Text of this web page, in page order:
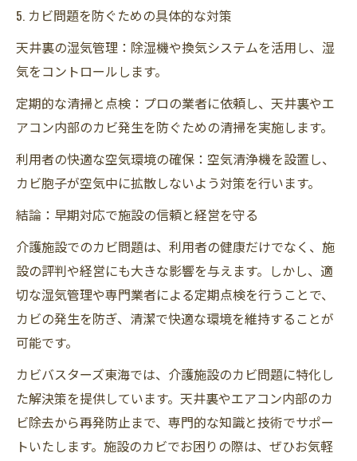
5. カビ問題を防ぐための具体的な対策
天井裏の湿気管理：除湿機や換気システムを活用し、湿
気をコントロールします。
定期的な清掃と点検：プロの業者に依頼し、天井裏やエ
アコン内部のカビ発生を防ぐための清掃を実施します。
利用者の快適な空気環境の確保：空気清浄機を設置し、
カビ胞子が空気中に拡散しないよう対策を行います。
結論：早期対応で施設の信頼と経営を守る
介護施設でのカビ問題は、利用者の健康だけでなく、施
設の評判や経営にも大きな影響を与えます。しかし、適
切な湿気管理や専門業者による定期点検を行うことで、
カビの発生を防ぎ、清潔で快適な環境を維持することが
可能です。
カビバスターズ東海では、介護施設のカビ問題に特化し
た解決策を提供しています。天井裏やエアコン内部のカ
ビ除去から再発防止まで、専門的な知識と技術でサポー
トいたします。施設のカビでお困りの際は、ぜひお気軽